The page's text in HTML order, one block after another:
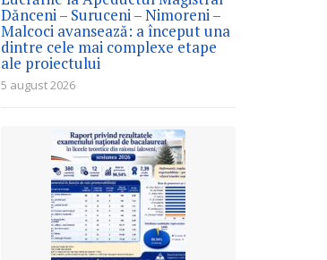
Dănceni – Suruceni – Nimoreni –
Malcoci avansează: a început una
dintre cele mai complexe etape
ale proiectului
5 august 2026